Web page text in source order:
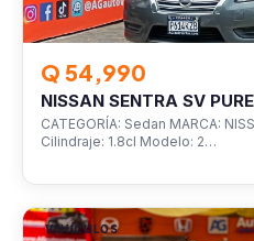
Q 54,990
NISSAN SENTRA SV
CATEGORÍA: Sedan MARCA:
Cilindraje: 1.8cl Modelo: 2…
VEHÍCULOS